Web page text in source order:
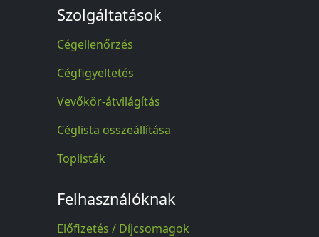
Szolgáltatások
Cégellenőrzés
Cégfigyeltetés
Vevőkör-átvilágítás
Céglista összeállítása
Toplisták
Felhasználóknak
Előfizetés / Díjcsomagok